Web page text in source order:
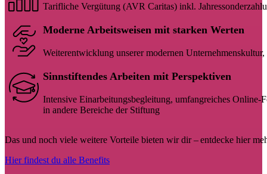
Tarifliche Vergütung (AVR Caritas) inkl.
Moderne Arbeitsweisen mit starken Werten
Weiterentwicklung unserer modernen
Sinnstiftendes Arbeiten mit Perspektiven
Intensive Einarbeitungsbegleitung, umfangreiches
in andere Bereiche der Stiftung
Das und noch viele weitere Vorteile bieten wir dir – entdecke hier
Hier findest du alle Benefits